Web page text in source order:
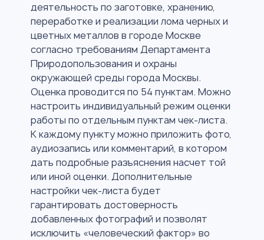
деятельность по заготовке, хранению,
переработке и реализации лома черных и
цветных металлов в городе Москве
согласно требованиям Департамента
Природопользования и охраны
окружающей среды города Москвы.
Оценка проводится по 54 пунктам. Можно
настроить индивидуальный режим оценки
работы по отдельным пунктам чек-листа.
К каждому пункту можно приложить фото,
аудиозапись или комментарий, в котором
дать подробные разъяснения насчет той
или иной оценки. Дополнительные
настройки чек-листа будет
гарантировать достоверность
добавленных фотографий и позволят
исключить «человеческий фактор» во